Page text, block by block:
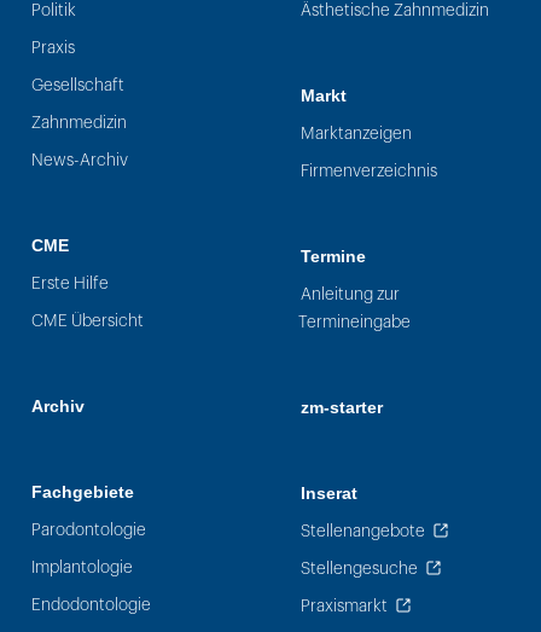
Politik
Praxis
Gesellschaft
Zahnmedizin
News-Archiv
CME
Erste Hilfe
CME Übersicht
Archiv
Fachgebiete
Parodontologie
Implantologie
Endodontologie
Ästhetische Zahnmedizin
Markt
Marktanzeigen
Firmenverzeichnis
Termine
Anleitung zur
Termineingabe
zm-starter
Inserat
Stellenangebote
Stellengesuche
Praxismarkt